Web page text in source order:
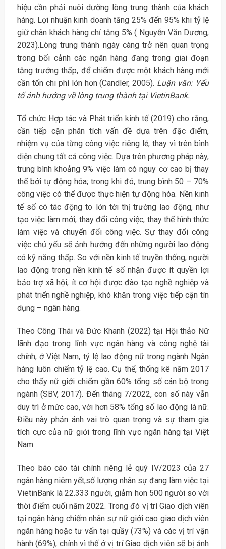
hiệu cần phải nuôi dưỡng lòng trung thành của khách
hàng. Lợi nhuận kinh doanh tăng 25% đến 95% khi tỷ lệ
giữ chân khách hàng chỉ tăng 5% ( Nguyễn Văn Dương,
2023).Lòng trung thành ngày càng trở nên quan trọng
trong bối cảnh các ngân hàng đang trong giai đoạn
tăng trưởng thấp, để chiếm được một khách hàng mới
cần tốn chi phí lớn hơn (Candler, 2005). Luận văn: Yếu
tố ảnh hưởng về lòng trung thành tại VietinBank.
Tổ chức Hợp tác và Phát triển kinh tế (2019) cho rằng,
cần tiếp cận phân tích vấn đề dựa trên đặc điểm,
nhiệm vụ của từng công việc riêng lẻ, thay vì trên bình
diện chung tất cả công việc. Dựa trên phương pháp này,
trung bình khoảng 9% việc làm có nguy cơ cao bị thay
thế bởi tự động hóa; trong khi đó, trung bình 50 – 70%
công việc có thể được thực hiện tự động hóa. Nền kinh
tế số có tác động to lớn tới thị trường lao động, như
tạo việc làm mới; thay đổi công việc; thay thế hình thức
làm việc và chuyển đổi công việc. Sự thay đổi công
việc chủ yếu sẽ ảnh hưởng đến những người lao động
có kỹ năng thấp. So với nền kinh tế truyền thống, người
lao động trong nền kinh tế số nhận được ít quyền lợi
bảo trợ xã hội, ít cơ hội được đào tạo nghề nghiệp và
phát triển nghề nghiệp, khó khăn trong việc tiếp cận tín
dụng – ngân hàng.
Theo Công Thái và Đức Khanh (2022) tại Hội thảo Nữ
lãnh đạo trong lĩnh vực ngân hàng và công nghệ tài
chính, ở Việt Nam, tỷ lệ lao động nữ trong ngành Ngân
hàng luôn chiếm tỷ lệ cao. Cụ thể, thống kê năm 2017
cho thấy nữ giới chiếm gần 60% tổng số cán bộ trong
ngành (SBV, 2017). Đến tháng 7/2022, con số này vẫn
duy trì ở mức cao, với hơn 58% tổng số lao động là nữ.
Điều này phản ánh vai trò quan trọng và sự tham gia
tích cực của nữ giới trong lĩnh vực ngân hàng tại Việt
Nam.
Theo báo cáo tài chính riêng lẻ quý IV/2023 của 27
ngân hàng niêm yết,số lượng nhân sự đang làm việc tại
VietinBank là 22.333 người, giảm hơn 500 người so với
thời điểm cuối năm 2022. Trong đó vị trí Giao dịch viên
tại ngân hàng chiếm nhân sự nữ giới cao giao dịch viên
ngân hàng hoặc tư vấn tại quầy (73%) và các vị trí vận
hành (69%), chính vì thế ở vị trí Giao dịch viên sẽ bị ảnh